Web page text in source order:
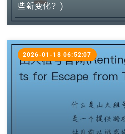
些新变化？)
2026-01-18 06:52:07